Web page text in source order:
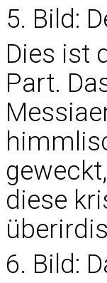
5. Bild:
Dies ist
Part.
diese
6. Bild: